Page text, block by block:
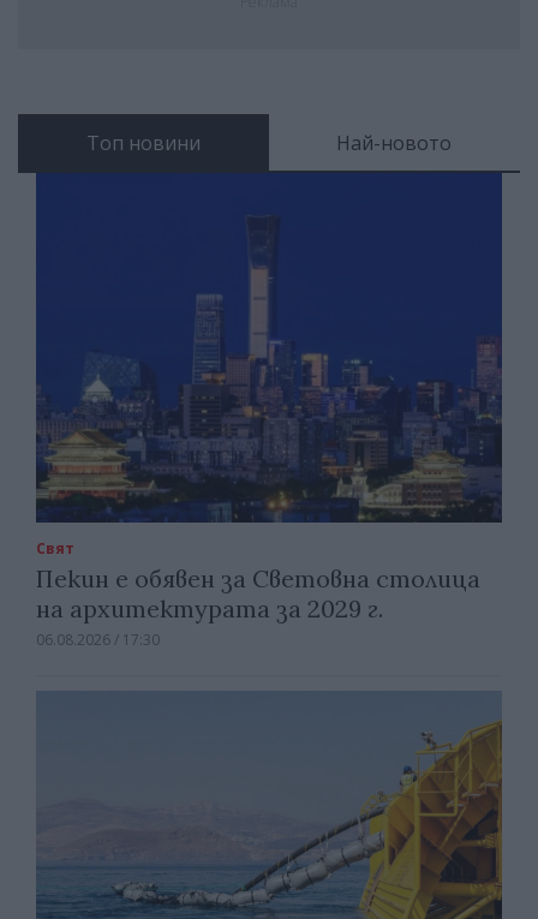
Топ новини Най-новото
Свят
Пекин е обявен за Световна столица
на архитектурата за 2029 г.
06.08.2026 / 17:30